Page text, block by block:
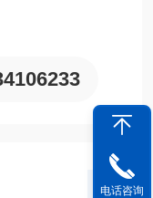
电话咨询